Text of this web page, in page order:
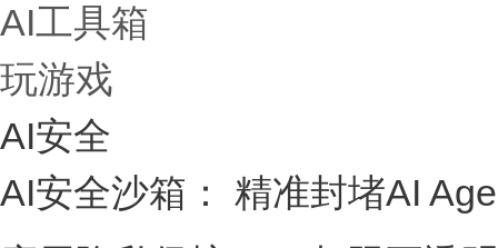
AI工具箱
玩游戏
AI安全
AI安全沙箱：
精准封堵AI